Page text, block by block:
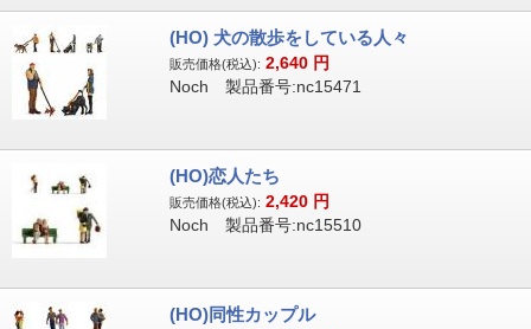
(HO) 犬の散歩をしている人々
販売価格(税込): 2,640 円
Noch 製品番号:nc15471
(HO)恋人たち
販売価格(税込): 2,420 円
Noch 製品番号:nc15510
(HO)同性カップル